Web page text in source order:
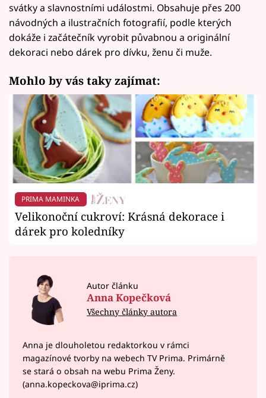
svátky a slavnostními událostmi. Obsahuje přes 200
návodných a ilustračních fotografií, podle kterých
dokáže i začátečník vyrobit půvabnou a originální
dekoraci nebo dárek pro dívku, ženu či muže.
Mohlo by vás taky zajímat:
PRIMA MAMINKA
Velikonoční cukroví: Krásná dekorace i
dárek pro koledníky
Autor článku
Anna Kopečková
Všechny články autora
Anna je dlouholetou redaktorkou v rámci
magazínové tvorby na webech TV Prima. Primárně
se stará o obsah na webu Prima Ženy.
(anna.kopeckova@iprima.cz)